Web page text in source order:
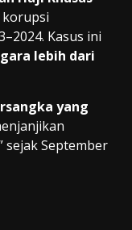
korupsi
Kasus ini
lebih dari
yang
sejak September